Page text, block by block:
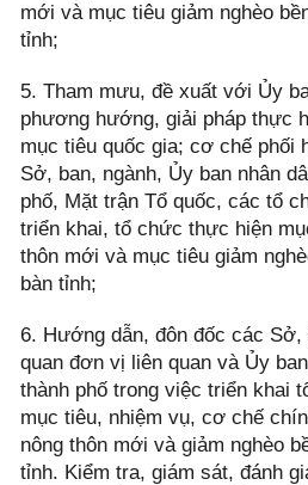
mới và mục tiêu giảm nghèo
tỉnh;
5. Tham mưu, đề xuất với Ủy
phương hướng, giải pháp thực
mục tiêu quốc gia; cơ chế phối
Sở, ban, ngành, Ủy ban nhân
phố, Mặt trận Tổ quốc, các tổ
triển khai, tổ chức thực hiện
thôn mới và mục tiêu giảm
bàn tỉnh;
6. Hướng dẫn, đôn đốc các
quan đơn vị liên quan và Ủy
thành phố trong việc triển khai
mục tiêu, nhiệm vụ, cơ chế
nông thôn mới và giảm nghèo
tỉnh. Kiểm tra, giám sát, đánh